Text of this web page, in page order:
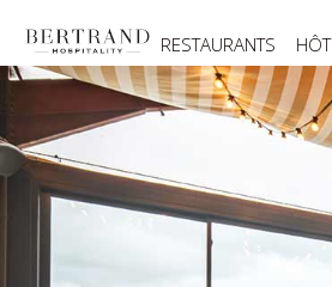
RESTAURANTS